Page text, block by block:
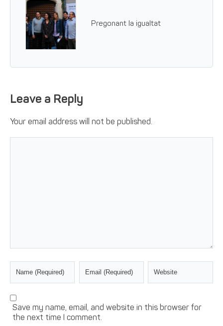
Pregonant la igualtat
Leave a Reply
Your email address will not be published.
Save my name, email, and website in this browser for
the next time I comment.